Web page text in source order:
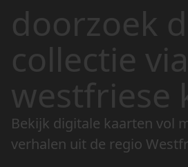
doorzoek
collectie
westfriese
Bekijk digitale kaarten vol
verhalen uit de regio